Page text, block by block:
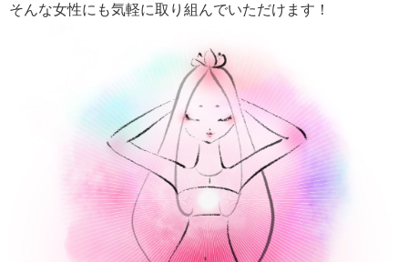
そんな女性にも気軽に取り組んでいただけます！